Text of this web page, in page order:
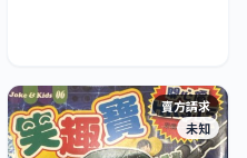
賣方請求
未知